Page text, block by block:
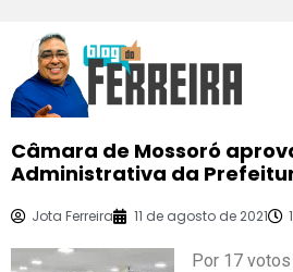
Câmara de Mossoró
Administrativa da
Jota Ferreira 11 de agosto de 2021
Por 17